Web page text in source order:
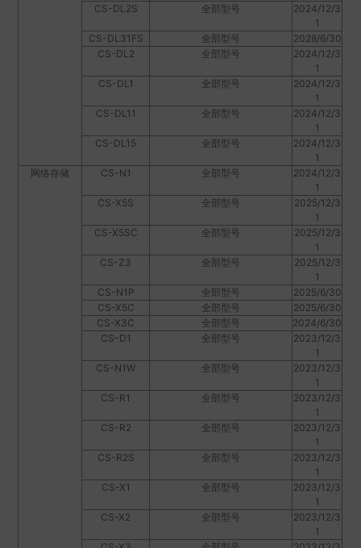
CS-DL2S
全部型号
2024/12/3
1
CS-DL31FS
全部型号
2028/6/30
CS-DL2
全部型号
2024/12/3
1
CS-DL1
全部型号
2024/12/3
1
CS-DL11
全部型号
2024/12/3
1
CS-DL15
全部型号
2024/12/3
1
网络存储
CS-N1 全部型号
2024/12/3
1
CS-X5S
全部型号
2025/12/3
1
CS-X5SC
全部型号
2025/12/3
1
CS-Z3
全部型号
2025/12/3
1
CS-N1P
全部型号
2025/6/30
CS-X5C
全部型号
2025/6/30
CS-X3C
全部型号
2024/6/30
CS-D1
全部型号
2023/12/3
1
CS-N1W
全部型号
2023/12/3
1
CS-R1
全部型号
2023/12/3
1
CS-R2
全部型号
2023/12/3
1
CS-R2S
全部型号
2023/12/3
1
CS-X1
全部型号
2023/12/3
1
CS-X2
全部型号
2023/12/3
1